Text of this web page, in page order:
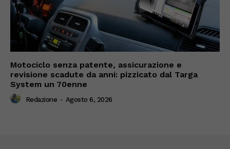
Motociclo senza patente, assicurazione e
revisione scadute da anni: pizzicato dal Targa
System un 70enne
Redazione - Agosto 6, 2026